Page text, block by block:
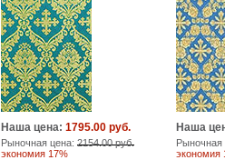
Наша цена: 1795.00 руб.
Рыночная цена: 2154.00 руб.
экономия 17%
Наша
экономия